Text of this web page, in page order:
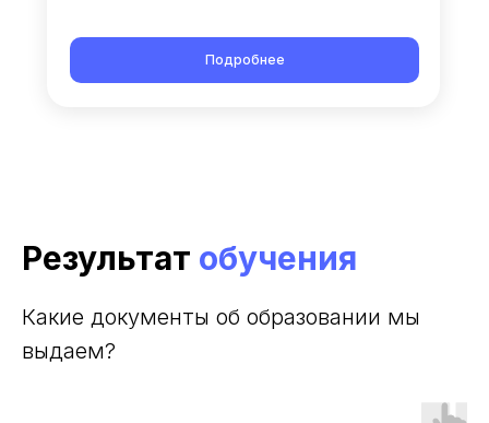
Подробнее
Результат обучения
Какие документы об образовании мы
выдаем?